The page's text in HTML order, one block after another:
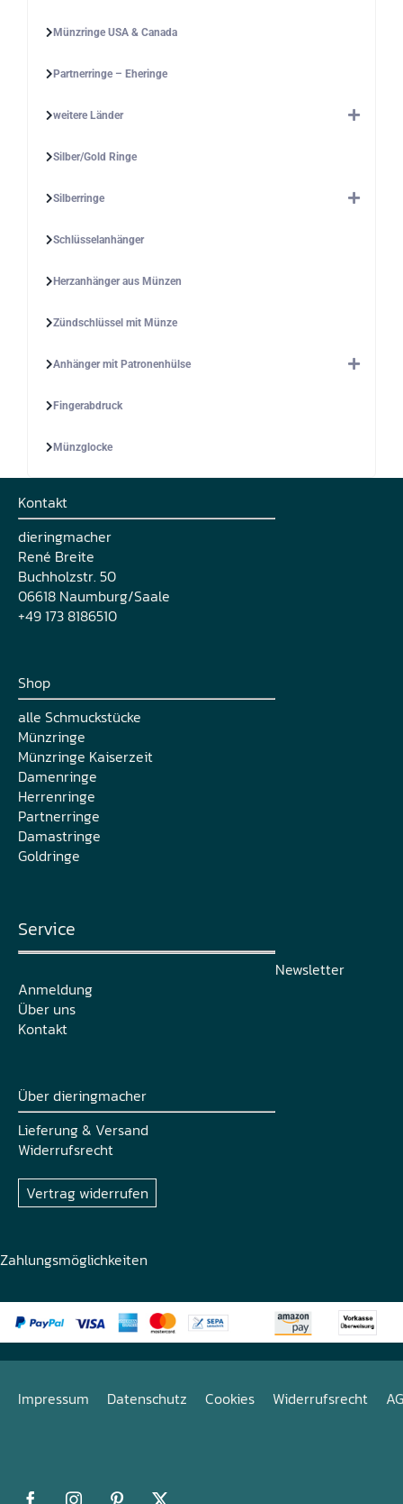
Münzringe USA & Canada
Partnerringe – Eheringe
weitere Länder
Silber/Gold Ringe
Silberringe
Schlüsselanhänger
Herzanhänger aus Münzen
Zündschlüssel mit Münze
Anhänger mit Patronenhülse
Fingerabdruck
Münzglocke
Kontakt
dieringmacher
René Breite
Buchholzstr. 50
06618 Naumburg/Saale
+49 173 8186510
Shop
alle Schmuckstücke
Münzringe
Münzringe Kaiserzeit
Damenringe
Herrenringe
Partnerringe
Damastringe
Goldringe
Service
Newsletter
Anmeldung
Über uns
Kontakt
Über dieringmacher
Lieferung & Versand
Widerrufsrecht
Vertrag widerrufen
Zahlungsmöglichkeiten
Impressum Datenschutz Cookies Widerrufsrecht